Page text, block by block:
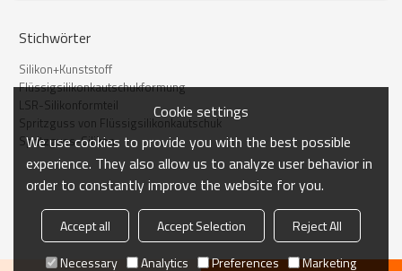
Anwendung der Silikon-
und Kunststofftechnologie
medizinische,
elektronische Geräte
Gummidichtungen für die
Elektronik |
Maßgeschneiderte
Silikon-
Umspritzservices
Stichwörter
Silikon+Kunststoff
Flüssigsilikonkautschukformung
LSR-Silikonformteil
Spritzguss von Flüssigsilikonkautschuk
Spritzguss-Silikon
Cookie settings
We use cookies to provide you with the best possible
experience. They also allow us to analyze user behavior in
order to constantly improve the website for you.
Accept all Accept Selection
Reject All
Necessary
Analytics Preferences Marketing